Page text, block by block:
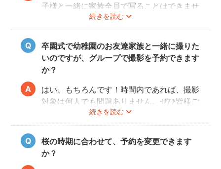
続きを読む
子様と一緒に家族全員で写ることはできませ
んし、プロの機材や構図ならではのクオリテ
ィもあります。
10年後、20年後に見返して、撮ってよかっ
たと思っていただける写真をお届けします。
卒園式で幼稚園のお友達家族と一緒に撮りた
いのですが、グループで撮影を予約できます
か？
続きを読む
はい、もちろんです！時間内であれば、撮影
対象は何人でも問題ありません。ぜひ皆様ご
一緒に素敵な思い出を残してください。
桜の時期に合わせて、予約を変更できます
か？